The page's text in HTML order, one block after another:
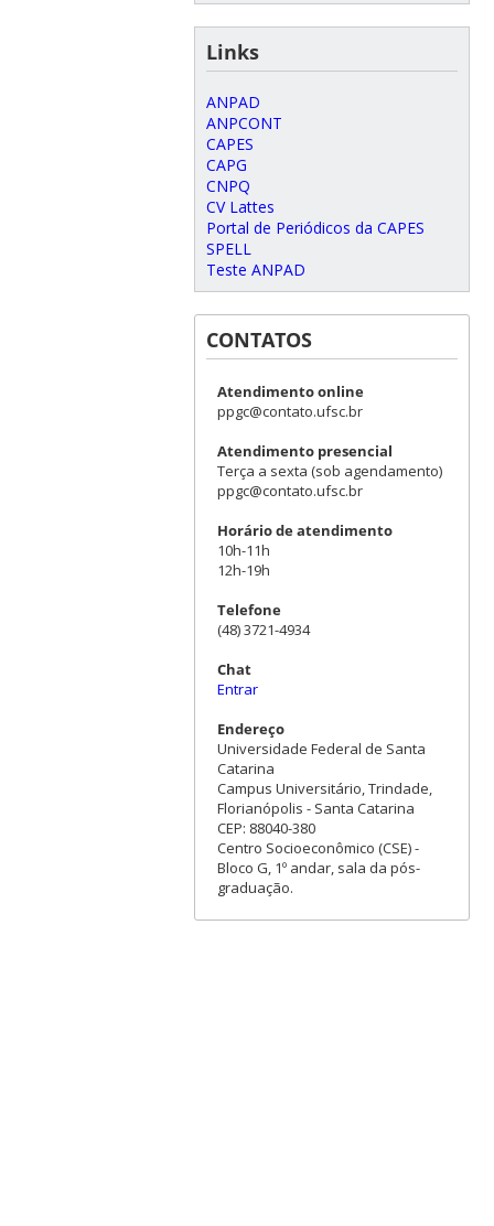
Links
ANPAD
ANPCONT
CAPES
CAPG
CNPQ
CV Lattes
Portal de Periódicos da CAPES
SPELL
Teste ANPAD
CONTATOS
Atendimento online
ppgc@contato.ufsc.br
Atendimento presencial
Terça a sexta (sob agendamento)
ppgc@contato.ufsc.br
Horário de atendimento
10h-11h
12h-19h
Telefone
(48) 3721-4934
Chat
Entrar
Endereço
Universidade Federal de Santa
Catarina
Campus Universitário, Trindade,
Florianópolis - Santa Catarina
CEP: 88040-380
Centro Socioeconômico (CSE) -
Bloco G, 1º andar, sala da pós-
graduação.